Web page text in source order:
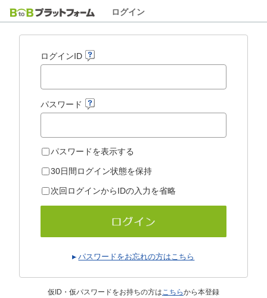
ログイン
ログインID
パスワード
パスワードを表示する
30日間ログイン状態を保持
次回ログインからIDの入力を省略
パスワードをお忘れの方はこちら
仮ID・仮パスワードをお持ちの方はこちらから本登録